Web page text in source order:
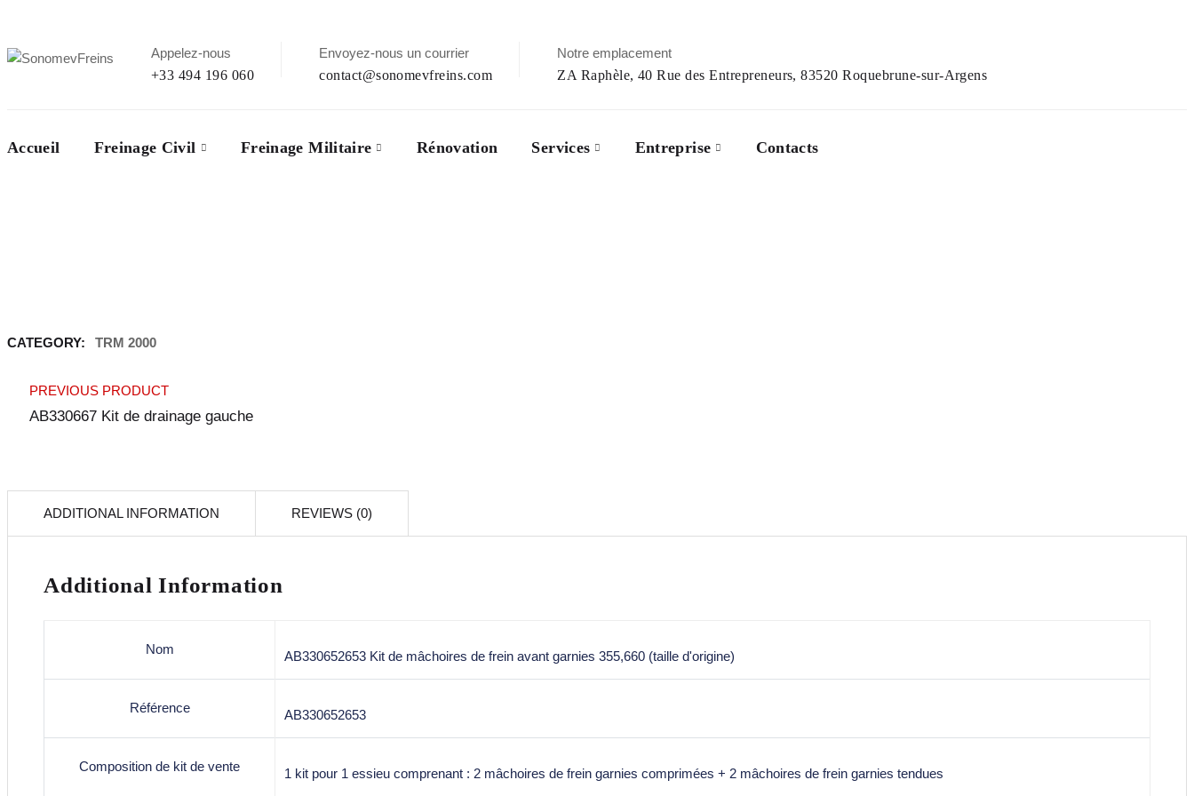
Appelez-nous
+33 494 196 060
Envoyez-nous un courrier
contact@sonomevfreins.com
Notre emplacement
ZA Raphèle, 40 Rue des Entrepreneurs, 83520 Roquebrune-sur-Argens
Accueil Freinage Civil Freinage Militaire Rénovation Services Entreprise Contacts
CATEGORY: TRM 2000
PREVIOUS PRODUCT
AB330667 Kit de drainage gauche
ADDITIONAL INFORMATION REVIEWS (0)
Additional Information
Nom AB330652653 Kit de mâchoires de frein avant garnies 355,660 (taille d'origine)
Référence AB330652653
Composition de kit de vente 1 kit pour 1 essieu comprenant : 2 mâchoires de frein garnies comprimées + 2 mâchoires de frein garnies tendues